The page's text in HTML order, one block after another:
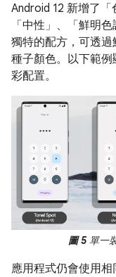
Android 12 新增了「
「中性」 、「鮮明色
獨特的配方，可透
種子顏色。以下範
彩配置。
圖 5 單一
應用程式仍會使用